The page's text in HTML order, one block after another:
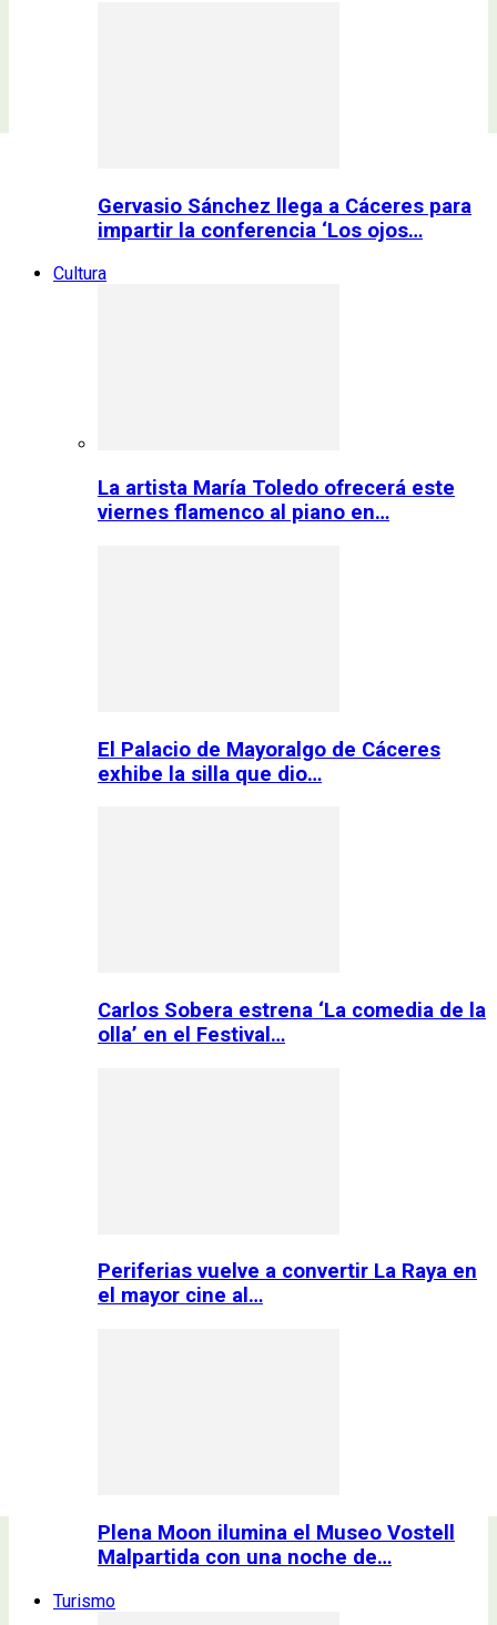
Gervasio Sánchez llega a Cáceres para
impartir la conferencia ‘Los ojos…
Cultura
La artista María Toledo ofrecerá este
viernes flamenco al piano en…
El Palacio de Mayoralgo de Cáceres
exhibe la silla que dio…
Carlos Sobera estrena ‘La comedia de la
olla’ en el Festival…
Periferias vuelve a convertir La Raya en
el mayor cine al…
Plena Moon ilumina el Museo Vostell
Malpartida con una noche de…
Turismo